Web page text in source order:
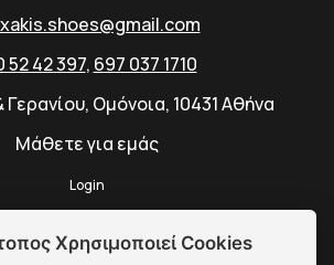
52 42 397, 697 037 1710
Ομόνοια, 10431 Αθήνα
Μάθετε για εμάς
Login
Χρησιμοποιεί Cookies